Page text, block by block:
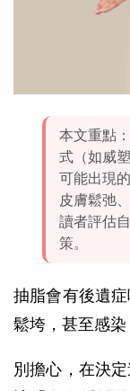
本文重點
式（如威
可能出現
皮膚鬆弛
讀者評估
策。
抽脂會有後遺
鬆垮，甚至感染
別擔心，在決